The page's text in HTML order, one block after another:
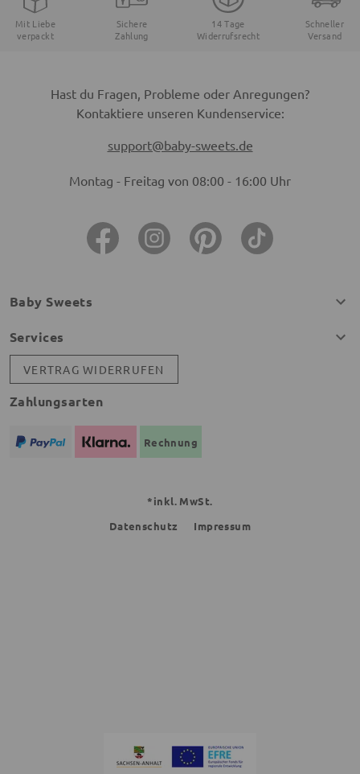
Mit Liebe
verpackt
Sichere
Zahlung
14 Tage
Widerrufsrecht
Schneller
Versand
Hast du Fragen, Probleme oder Anregungen?
Kontaktiere unseren Kundenservice:
support@baby-sweets.de
Montag - Freitag von 08:00 - 16:00 Uhr
Baby Sweets
Services
VERTRAG WIDERRUFEN
Zahlungsarten
Rechnung
*inkl. MwSt.
Datenschutz
Impressum